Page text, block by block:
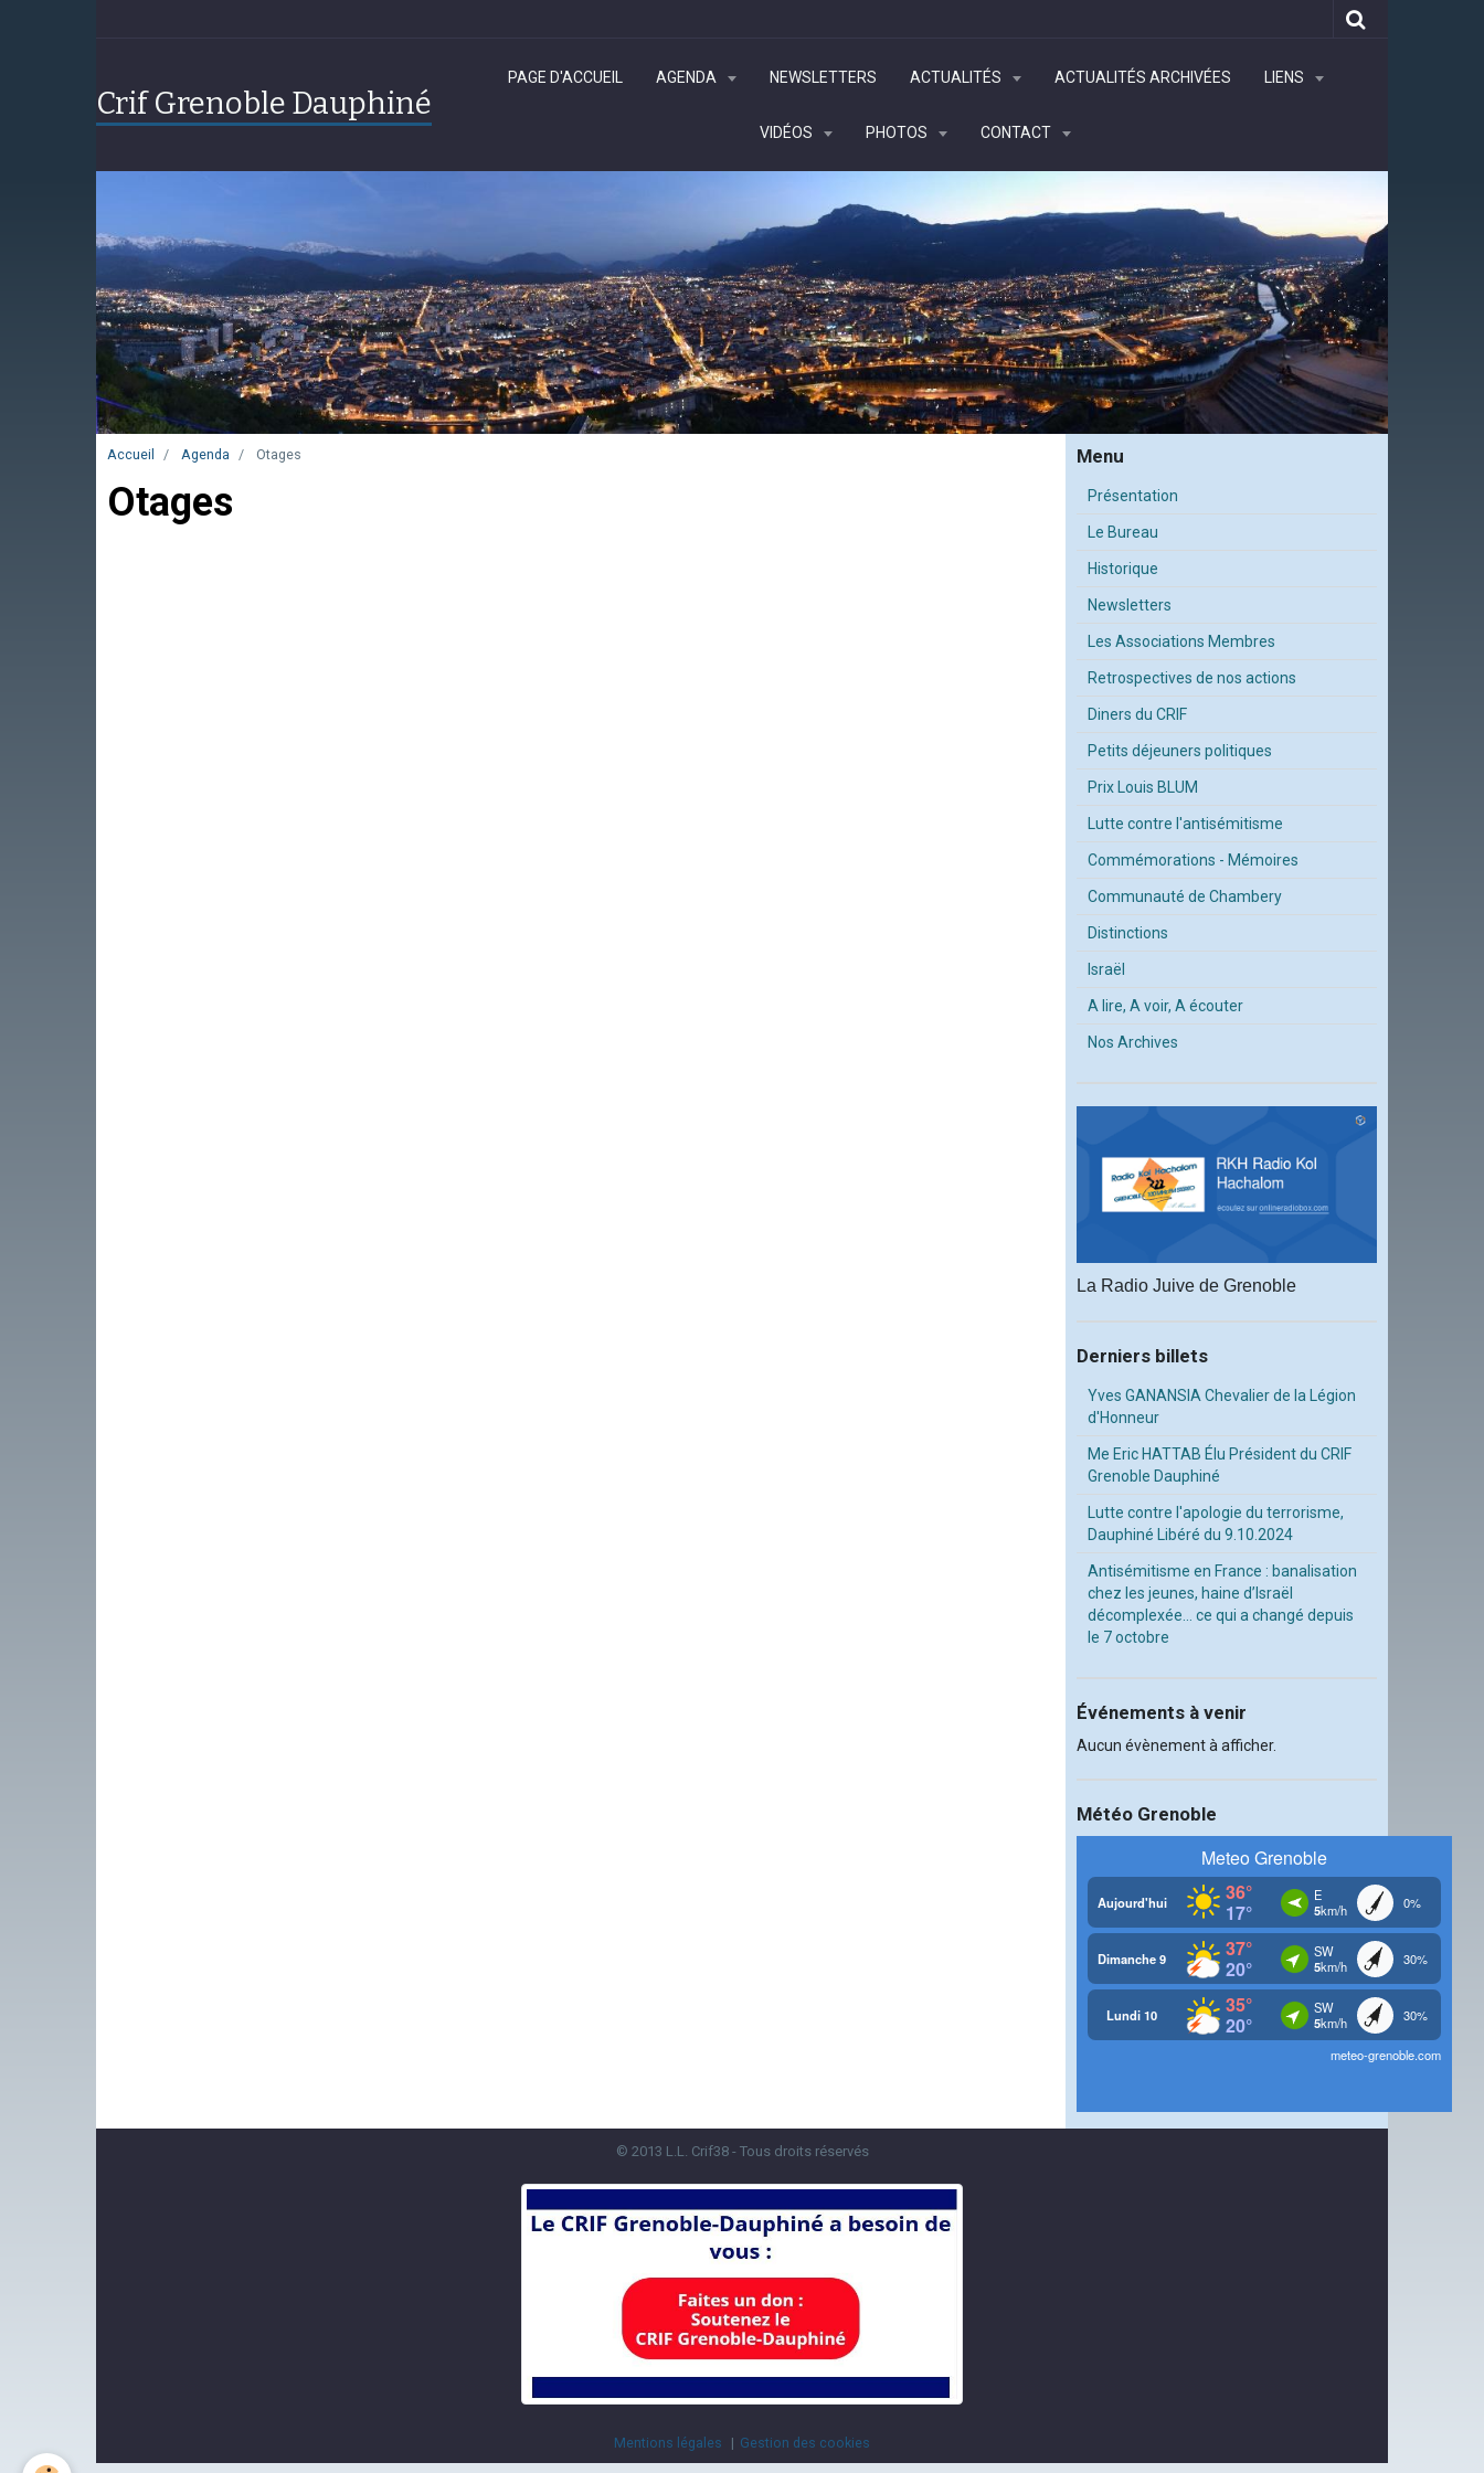
Crif Grenoble Dauphiné
PAGE D'ACCUEIL AGENDA NEWSLETTERS ACTUALITÉS ACTUALITÉS ARCHIVÉES LIENS
VIDÉOS PHOTOS CONTACT
Accueil Agenda Otages
Otages
Menu
Présentation
Le Bureau
Historique
Newsletters
Les Associations Membres
Retrospectives de nos actions
Diners du CRIF
Petits déjeuners politiques
Prix Louis BLUM
Lutte contre l'antisémitisme
Commémorations - Mémoires
Communauté de Chambery
Distinctions
Israël
A lire, A voir, A écouter
Nos Archives
La Radio Juive de Grenoble
Derniers billets
Yves GANANSIA Chevalier de la Légion
d'Honneur
Me Eric HATTAB Élu Président du CRIF
Grenoble Dauphiné
Lutte contre l'apologie du terrorisme,
Dauphiné Libéré du 9.10.2024
Antisémitisme en France : banalisation
chez les jeunes, haine d’Israël
décomplexée… ce qui a changé depuis
le 7 octobre
Événements à venir
Aucun évènement à afficher.
Météo Grenoble
© 2013 L.L. Crif38 - Tous droits réservés
Mentions légales Gestion des cookies